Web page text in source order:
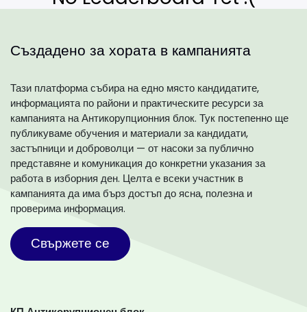
Създадено за хората в кампанията
Тази платформа събира на едно място кандидатите,
информацията по райони и практическите ресурси за
кампанията на Антикорупционния блок. Тук постепенно ще
публикуваме обучения и материали за кандидати,
застъпници и доброволци — от насоки за публично
представяне и комуникация до конкретни указания за
работа в изборния ден. Целта е всеки участник в
кампанията да има бърз достъп до ясна, полезна и
проверима информация.
Свържете се